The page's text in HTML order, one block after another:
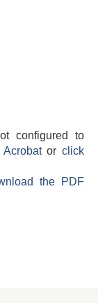
configured to
Acrobatorclick
the PDF